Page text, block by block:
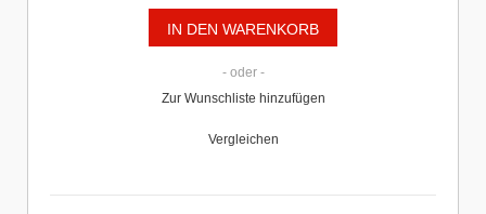
- oder -
Zur Wunschliste hinzufügen
Vergleichen